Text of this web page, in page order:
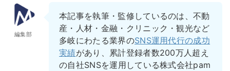
編集部
本記事を執筆・監修しているのは、不動
産・人材・金融・クリニック・観光など
多岐にわたる業界のSNS運用代行の成功
実績があり、累計登録者数200万人超え
の自社SNSを運用している株式会社pam